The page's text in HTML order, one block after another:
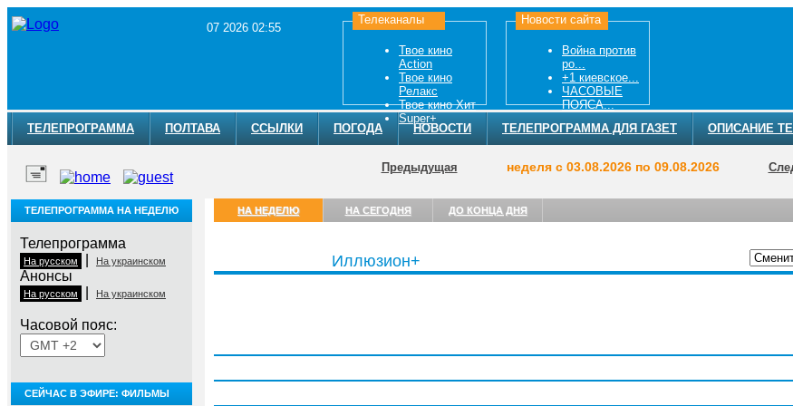
07 2026 02:55
Телеканалы
Твое кино
Action
Твое кино
Релакс
Твое кино Хит
Super+
Новости сайта
Война против
ро...
+1 киевское...
ЧАСОВЫЕ
ПОЯСА...
ТЕЛЕПРОГРАММА
ПОЛТАВА ССЫЛКИ ПОГОДА НОВОСТИ ТЕЛЕПРОГРАММА ДЛЯ ГАЗЕТ ОПИСАНИЕ
Предыдущая неделя с 03.08.2026 по 09.08.2026
ТЕЛЕПРОГРАММА НА НЕДЕЛЮ
Телепрограмма
На русском На украинском
Анонсы
На русском На украинском
Часовой пояс:
СЕЙЧАС В ЭФИРЕ: ФИЛЬМЫ
НА НЕДЕЛЮ НА СЕГОДНЯ ДО КОНЦА ДНЯ
Иллюзион+